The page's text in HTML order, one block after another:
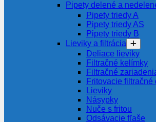
Pipety delené a
Pipety triedy A
Pipety triedy AS
Pipety triedy B
Lieviky a filtrácia
Deliace lieviky
Filtračné kelímky
Filtračné
Fritovacie filtračné
Lieviky
Násypky
Nuče s fritou
Odsávacie fľaše